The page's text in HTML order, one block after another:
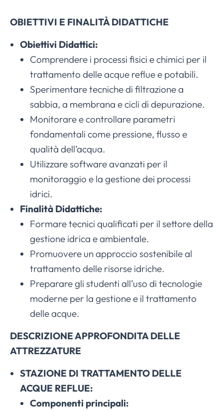
OBIETTIVI E FINALITÀ DIDATTICHE
Obiettivi Didattici:
Comprendere i processi fisici e chimici per il
trattamento delle acque reflue e potabili.
Sperimentare tecniche di filtrazione a
sabbia, a membrana e cicli di depurazione.
Monitorare e controllare parametri
fondamentali come pressione, flusso e
qualità dell’acqua.
Utilizzare software avanzati per il
monitoraggio e la gestione dei processi
idrici.
Finalità Didattiche:
Formare tecnici qualificati per il settore della
gestione idrica e ambientale.
Promuovere un approccio sostenibile al
trattamento delle risorse idriche.
Preparare gli studenti all’uso di tecnologie
moderne per la gestione e il trattamento
delle acque.
DESCRIZIONE APPROFONDITA DELLE
ATTREZZATURE
STAZIONE DI TRATTAMENTO DELLE
ACQUE REFLUE:
Componenti principali: